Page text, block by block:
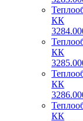
КК
КК
КК
КК